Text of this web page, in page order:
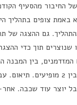
החיבור מהסעיף
באמת צופים בתהליך
גם ההצגה של
כאלו שנוצרים תוך כדי
בין המבנה
המזדמנת של הצופים המזדמנים. יצירה היא גם יצירת
יוצר עוד שכבה.